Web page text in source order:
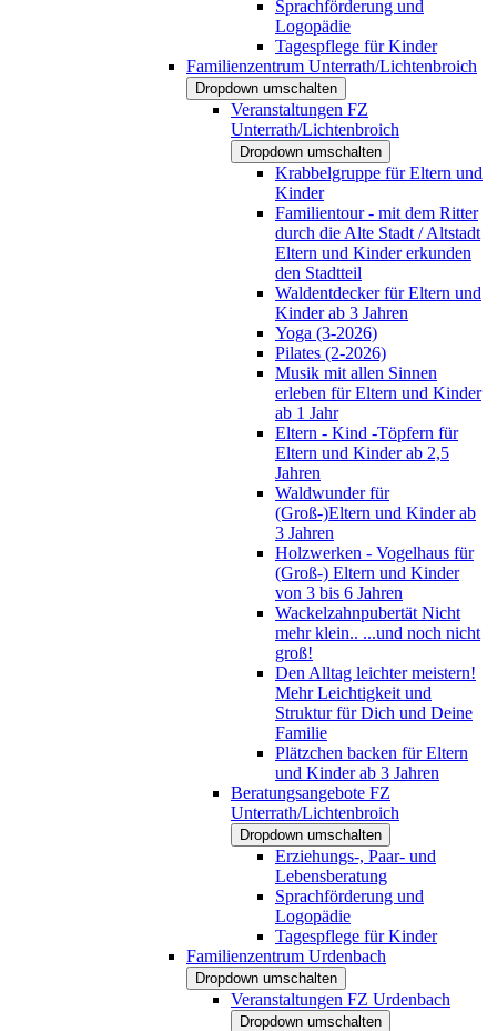
Sprachförderung und
Logopädie
Tagespflege für Kinder
Familienzentrum Unterrath/Lichtenbroich
Dropdown umschalten
Veranstaltungen FZ
Unterrath/Lichtenbroich
Dropdown umschalten
Krabbelgruppe für Eltern und
Kinder
Familientour - mit dem Ritter
durch die Alte Stadt / Altstadt
Eltern und Kinder erkunden
den Stadtteil
Waldentdecker für Eltern und
Kinder ab 3 Jahren
Yoga (3-2026)
Pilates (2-2026)
Musik mit allen Sinnen
erleben für Eltern und Kinder
ab 1 Jahr
Eltern - Kind -Töpfern für
Eltern und Kinder ab 2,5
Jahren
Waldwunder für
(Groß-)Eltern und Kinder ab
3 Jahren
Holzwerken - Vogelhaus für
(Groß-) Eltern und Kinder
von 3 bis 6 Jahren
Wackelzahnpubertät Nicht
mehr klein.. ...und noch nicht
groß!
Den Alltag leichter meistern!
Mehr Leichtigkeit und
Struktur für Dich und Deine
Familie
Plätzchen backen für Eltern
und Kinder ab 3 Jahren
Beratungsangebote FZ
Unterrath/Lichtenbroich
Dropdown umschalten
Erziehungs-, Paar- und
Lebensberatung
Sprachförderung und
Logopädie
Tagespflege für Kinder
Familienzentrum Urdenbach
Dropdown umschalten
Veranstaltungen FZ Urdenbach
Dropdown umschalten